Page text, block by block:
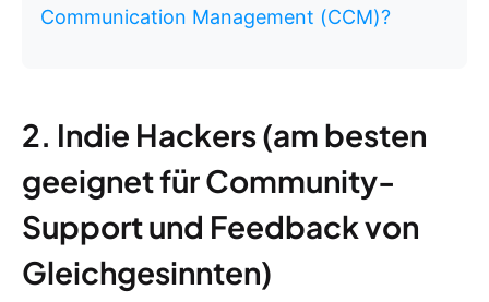
Communication Management (CCM)?
2. Indie Hackers (am besten
geeignet für Community-
Support und Feedback von
Gleichgesinnten)